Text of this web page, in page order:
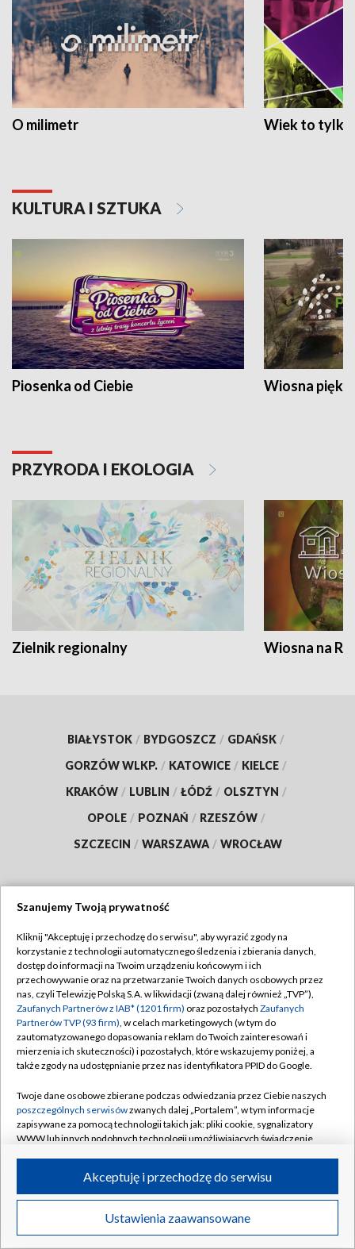
O milimetr Wiek to tylko
KULTURA I SZTUKA
Piosenka od Ciebie Wiosna
PRZYRODA I EKOLOGIA
Zielnik regionalny Wiosna na
BIAŁYSTOK / BYDGOSZCZ / GDAŃSK /
GORZÓW WLKP. / KATOWICE / KIELCE /
KRAKÓW / LUBLIN / ŁÓDŹ / OLSZTYN /
OPOLE / POZNAŃ / RZESZÓW /
SZCZECIN / WARSZAWA / WROCŁAW
TVP
Abonament TVP
Emisja w TVP
Centrum informacji TVP
Naziemna Telewizja Cyfrowa
Rada Programowa
System NOS
Informacje o nadawcy
Program dla prasy
Ogłoszenie przetargowe
Regulamin TVP
Polityka prywatności
Moje zgody
Pomoc
Kontakt
Kanały
©2026 Telewizja Polska S.A. w likwidacji
Szanujemy Twoją prywatność
Kliknij "Akceptuję i przechodzę do serwisu", aby wyrazić zgody na
korzystanie z technologii automatycznego śledzenia i zbierania danych,
dostęp do informacji na Twoim urządzeniu końcowym i ich
przechowywanie oraz na przetwarzanie Twoich danych osobowych przez
nas, czyli Telewizję Polską S.A. w likwidacji (zwaną dalej również „TVP”),
Zaufanych Partnerów z IAB* (1201 firm) oraz pozostałych Zaufanych
Partnerów TVP (93 firm), w celach marketingowych (w tym do
zautomatyzowanego dopasowania reklam do Twoich zainteresowań i
mierzenia ich skuteczności) i pozostałych, które wskazujemy poniżej, a
także zgody na udostępnianie przez nas identyfikatora PPID do Google.
Twoje dane osobowe zbierane podczas odwiedzania przez Ciebie naszych
poszczególnych serwisówzwanych dalej „Portalem”, w tym informacje
zapisywane za pomocą technologii takich jak: pliki cookie, sygnalizatory
WWW lub innych podobnych technologii umożliwiających świadczenie
ruchu w Internecie.
Twoje dane osobowe zbierane podczas odwiedzania przez Ciebie
poszczególnych serwisówna Portalu, takie jak adresy IP, identyfikatory
Ustawienia zaawansowane
Akceptuję i przechodzę do serwisu